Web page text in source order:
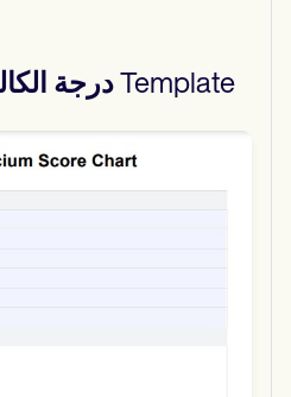
درجةTemplate